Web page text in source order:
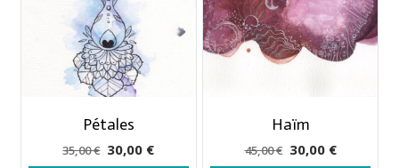
Pétales
35,00€ Le
30,00 €Le
Haïm
45,00€ Le
30,00 €Le